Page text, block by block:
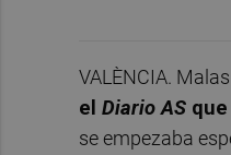
VALÈNCIA.
el Diario AS
se empezaba